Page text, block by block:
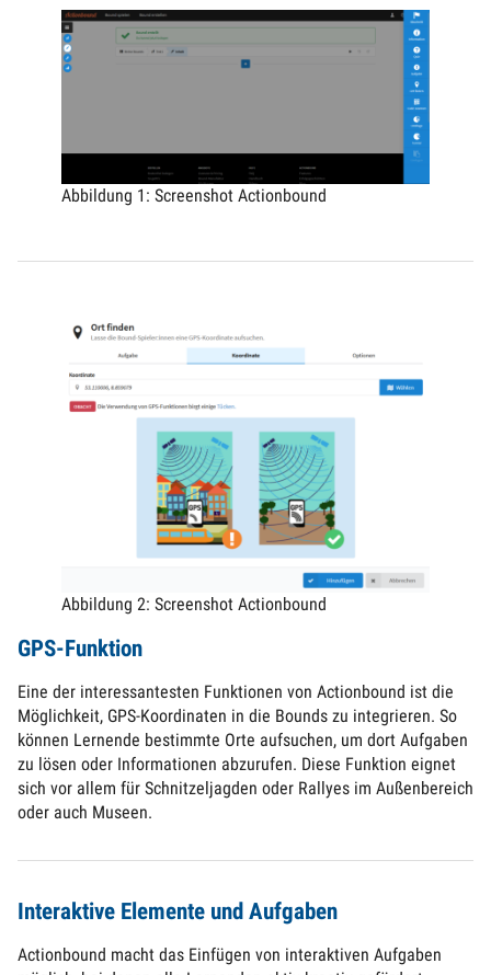
Abbildung 1: Screenshot Actionbound
Abbildung 2: Screenshot Actionbound
GPS-Funktion
Eine der interessantesten Funktionen von Actionbound ist die
Möglichkeit, GPS-Koordinaten in die Bounds zu integrieren. So
können Lernende bestimmte Orte aufsuchen, um dort Aufgaben
zu lösen oder Informationen abzurufen. Diese Funktion eignet
sich vor allem für Schnitzeljagden oder Rallyes im Außenbereich
oder auch Museen.
Interaktive Elemente und Aufgaben
Actionbound macht das Einfügen von interaktiven Aufgaben